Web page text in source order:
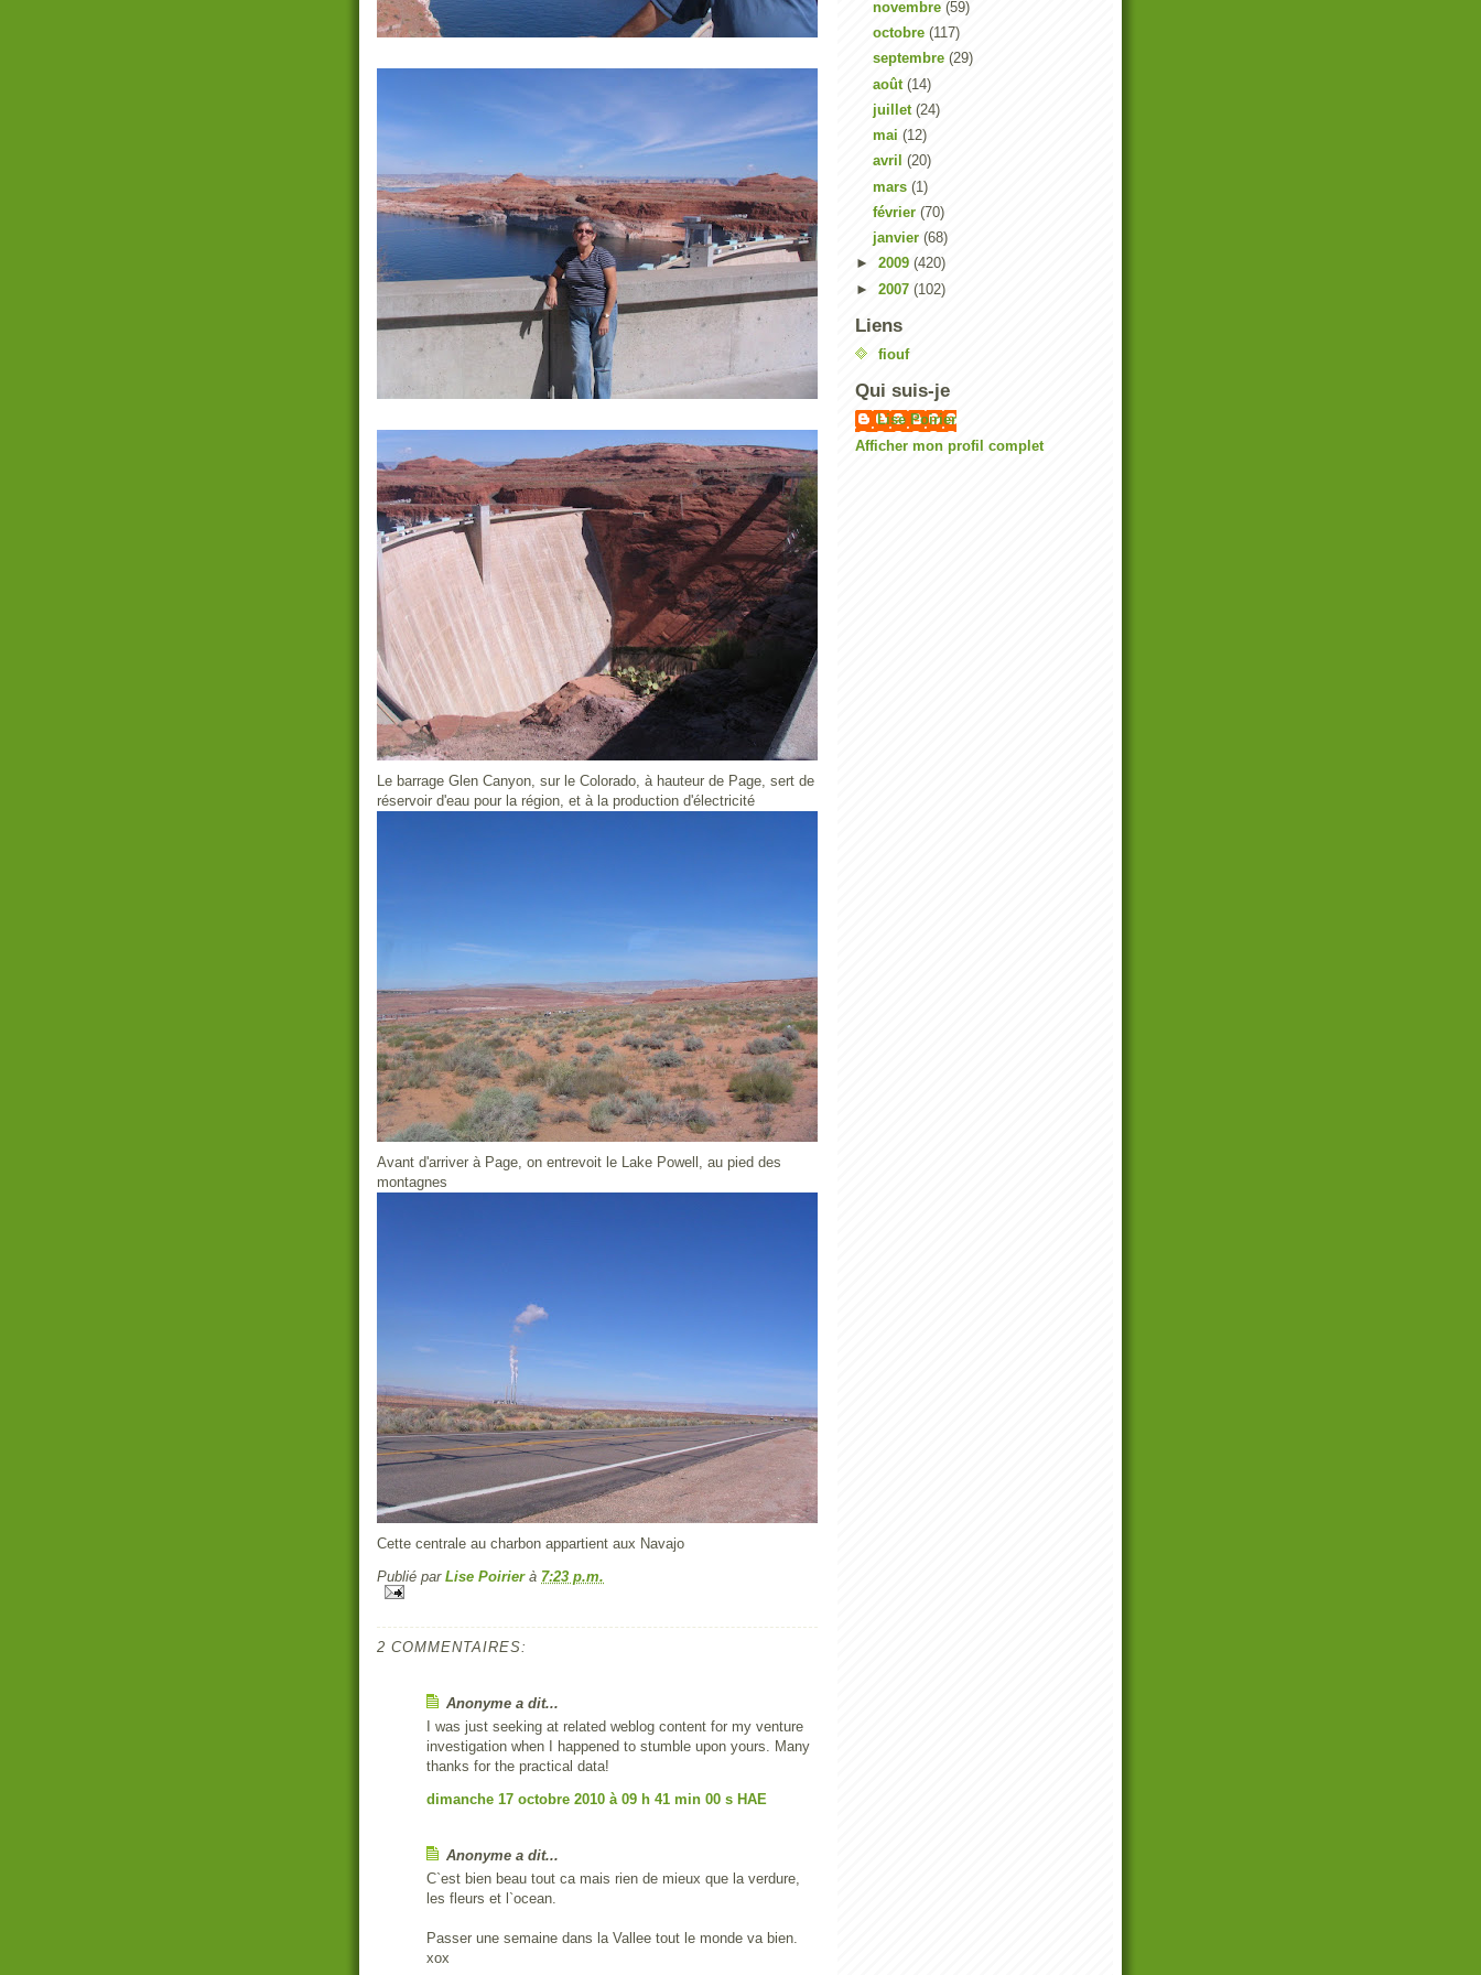
Le barrage Glen Canyon, sur le Colorado, à hauteur de Page, sert de
réservoir d'eau pour la région, et à la production d'électricité
Avant d'arriver à Page, on entrevoit le Lake Powell, au pied des
montagnes
Cette centrale au charbon appartient aux Navajo
Publié par Lise Poirier à 7:23 p.m.
2 COMMENTAIRES:
Anonyme a dit...
I was just seeking at related weblog content for my venture
investigation when I happened to stumble upon yours. Many
thanks for the practical data!
dimanche 17 octobre 2010 à 09 h 41 min 00 s HAE
Anonyme a dit...
C`est bien beau tout ca mais rien de mieux que la verdure,
les fleurs et l`ocean.
Passer une semaine dans la Vallee tout le monde va bien.
xox
novembre (59)
octobre (117)
septembre (29)
août (14)
juillet (24)
mai (12)
avril (20)
mars (1)
février (70)
janvier (68)
► 2009 (420)
► 2007 (102)
Liens
fiouf
Qui suis-je
Lise Poirier
Afficher mon profil complet